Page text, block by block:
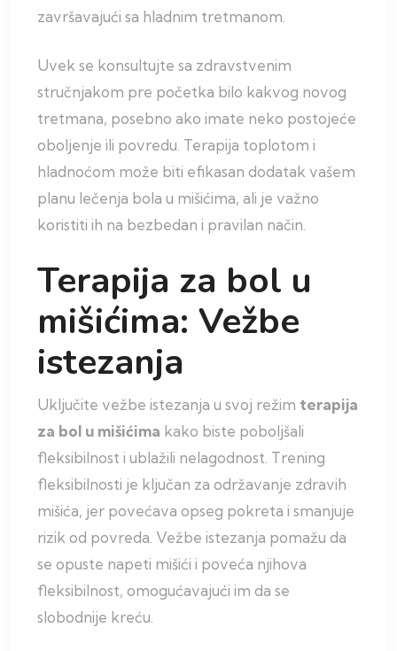
završavajući sa hladnim tretmanom.
Uvek se konsultujte sa zdravstvenim
stručnjakom pre početka bilo kakvog novog
tretmana, posebno ako imate neko postojeće
oboljenje ili povredu. Terapija toplotom i
hladnoćom može biti efikasan dodatak vašem
planu lečenja bola u mišićima, ali je važno
koristiti ih na bezbedan i pravilan način.
Terapija za bol u
mišićima: Vežbe
istezanja
Uključite vežbe istezanja u svoj režim terapija
za bol u mišićima kako biste poboljšali
fleksibilnost i ublažili nelagodnost. Trening
fleksibilnosti je ključan za održavanje zdravih
mišića, jer povećava opseg pokreta i smanjuje
rizik od povreda. Vežbe istezanja pomažu da
se opuste napeti mišići i poveća njihova
fleksibilnost, omogućavajući im da se
slobodnije kreću.